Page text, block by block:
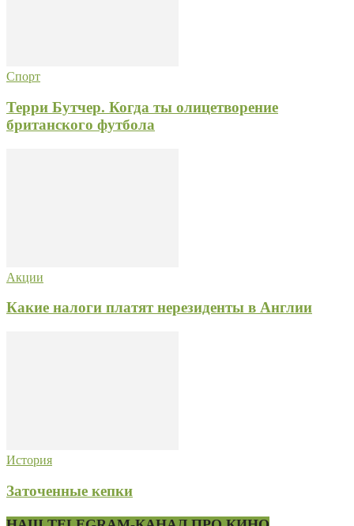
Спорт
Терри Бутчер. Когда ты олицетворение
британского футбола
Акции
Какие налоги платят нерезиденты в Англии
История
Заточенные кепки